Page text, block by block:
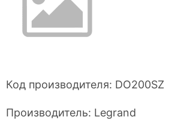
Код производителя: DO200SZ
Производитель: Legrand